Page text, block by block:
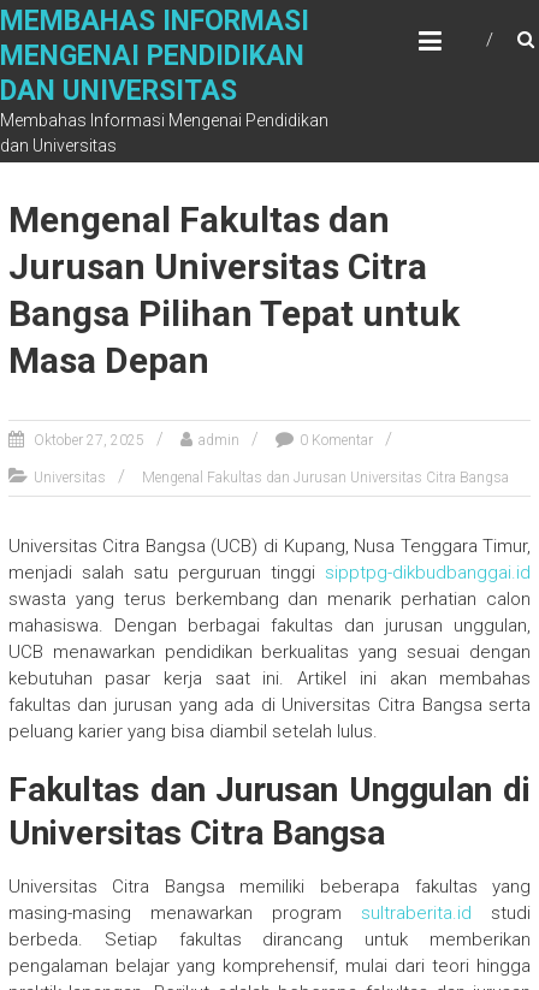
Skip
content
MEMBAHAS INFORMASI
MENGENAI PENDIDIKAN
DAN UNIVERSITAS
Membahas Informasi Mengenai Pendidikan
dan Universitas
Mengenal Fakultas dan
Jurusan Universitas Citra
Bangsa Pilihan Tepat untuk
Masa Depan
Oktober 27, 2025 admin 0 Komentar
Universitas Mengenal Fakultas dan Jurusan Universitas Citra Bangsa
Universitas Citra Bangsa (UCB) di Kupang, Nusa Tenggara Timur,
menjadi salah satu perguruan tinggi sipptpg-dikbudbanggai.id
swasta yang terus berkembang dan menarik perhatian calon
mahasiswa. Dengan berbagai fakultas dan jurusan unggulan,
UCB menawarkan pendidikan berkualitas yang sesuai dengan
kebutuhan pasar kerja saat ini. Artikel ini akan membahas
fakultas dan jurusan yang ada di Universitas Citra Bangsa serta
peluang karier yang bisa diambil setelah lulus.
Fakultas dan Jurusan Unggulan di
Universitas Citra Bangsa
Universitas Citra Bangsa memiliki beberapa fakultas yang
masing-masing menawarkan program sultraberita.id studi
berbeda. Setiap fakultas dirancang untuk memberikan
pengalaman belajar yang komprehensif, mulai dari teori hingga